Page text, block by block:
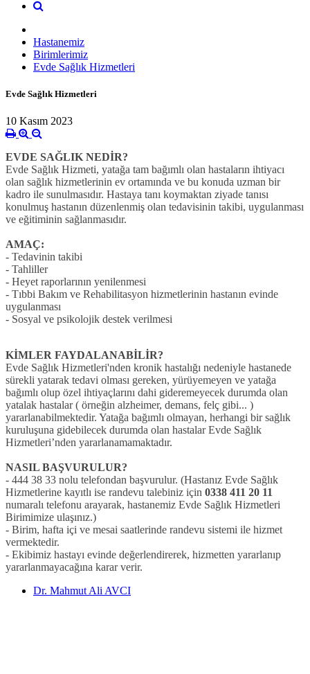
Hastanemiz
Birimlerimiz
Evde Sağlık Hizmetleri
Evde Sağlık Hizmetleri
10 Kasım 2023
EVDE SAĞLIK NEDİR?
Evde Sağlık Hizmeti, yatağa tam bağımlı olan hastaların ihtiyacı
olan sağlık hizmetlerinin ev ortamında ve bu konuda uzman bir
kadro ile sunulmasıdır. Hastaya tanı koymaktan ziyade tanısı
konulmuş hastanın düzenlenmiş olan tedavisinin takibi, uygulanması
ve eğitiminin sağlanmasıdır.
AMAÇ:
- Tedavinin takibi
- Tahliller
- Heyet raporlarının yenilenmesi
- Tıbbi Bakım ve Rehabilitasyon hizmetlerinin hastanın evinde
uygulanması
- Sosyal ve psikolojik destek verilmesi
KİMLER FAYDALANABİLİR?
Evde Sağlık Hizmetleri'nden kronik hastalığı nedeniyle hastanede
sürekli yatarak tedavi olması gereken, yürüyemeyen ve yatağa
bağımlı olup özel ihtiyaçlarını dahi gideremeyecek durumda olan
yatalak hastalar ( örneğin alzheimer, demans, felç gibi... )
yararlanabilmektedir. Yatağa bağımlı olmayan, herhangi bir sağlık
kuruluşuna gidebilecek durumda olan hastalar Evde Sağlık
Hizmetleri’nden yararlanamamaktadır.
NASIL BAŞVURULUR?
- 444 38 33 nolu telefondan başvurulur. (Hastanız Evde Sağlık
Hizmetlerine kayıtlı ise randevu talebiniz için 0338 411 20 11
numaralı telefonu arayarak, hastanemiz Evde Sağlık Hizmetleri
Birimimize ulaşınız.)
- Birim, hafta içi ve mesai saatlerinde randevu sistemi ile hizmet
vermektedir.
- Ekibimiz hastayı evinde değerlendirerek, hizmetten yararlanıp
yararlanmayacağına karar verir.
Dr. Mahmut Ali AVCI